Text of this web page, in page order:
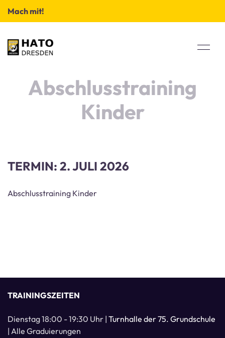
Mach mit!
Abschlusstraining
Kinder
TERMIN: 2. JULI 2026
Abschlusstraining Kinder
TRAININGSZEITEN
Dienstag 18:00 - 19:30 Uhr | Turnhalle der 75. Grundschule
| Alle Graduierungen